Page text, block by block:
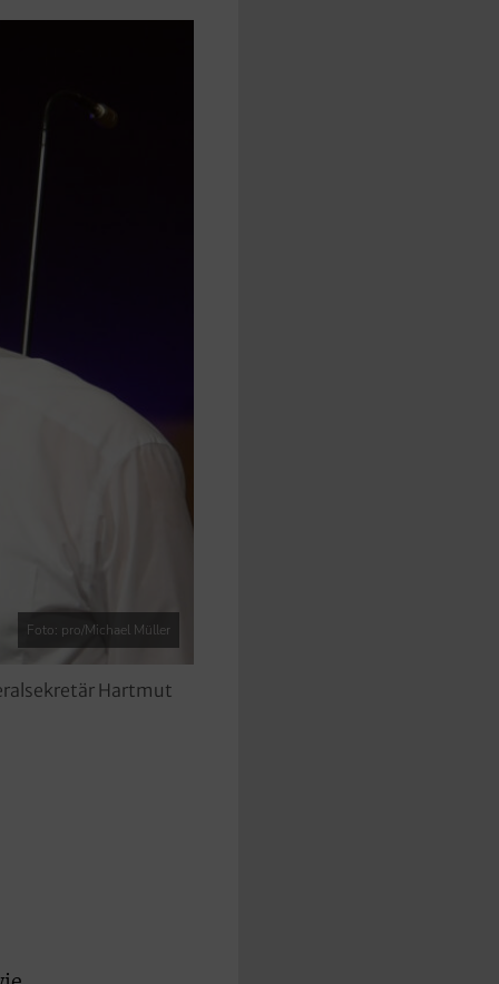
Foto: pro/Michael Müller
Hartmut